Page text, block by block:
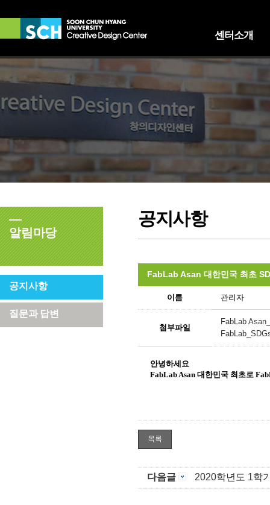
센터소개
알림마당
공지사항
질문과 답변
공지사항
FabLab Asan 대한민국 최초
이름 관리자
첨부파일
FabLab
안녕하세요
FabLab Asan 대한민국 최초로
목록
다음글 2020학년도 1학